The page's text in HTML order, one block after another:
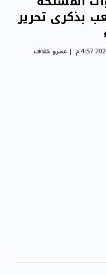
بذكرى تحرير
عمرو خلاف